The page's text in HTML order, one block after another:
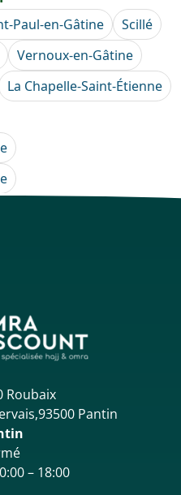
Paul-en-Gâtine
Scillé
Vernoux-en-Gâtine
La Chapelle-Saint-Étienne
Roubaix
Pantin
– 18:00